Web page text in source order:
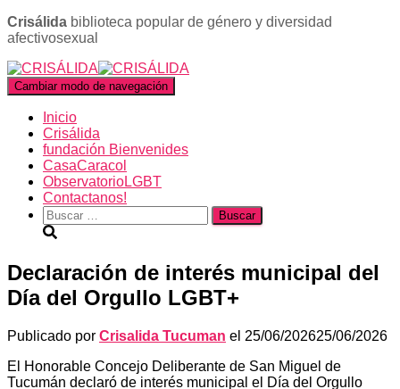
Crisálida biblioteca popular de género y diversidad
afectivosexual
Cambiar modo de navegación
Inicio
Crisálida
fundación Bienvenides
CasaCaracol
ObservatorioLGBT
Contactanos!
Buscar:
Declaración de interés municipal del
Día del Orgullo LGBT+
Publicado por Crisalida Tucuman el 25/06/202625/06/2026
El Honorable Concejo Deliberante de San Miguel de
Tucumán declaró de interés municipal el Día del Orgullo